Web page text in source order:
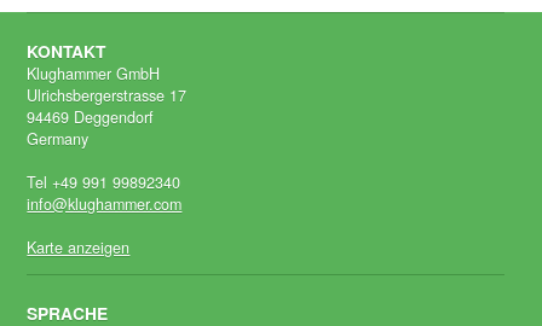
KONTAKT
Klughammer GmbH
Ulrichsbergerstrasse 17
94469 Deggendorf
Germany
Tel +49 991 99892340
info@klughammer.com
Karte anzeigen
SPRACHE